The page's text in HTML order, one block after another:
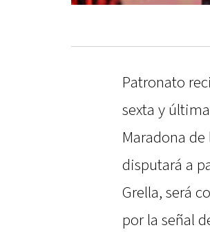
Patronato
sexta y
Maradona
disputará a
Grella, será
por la señal